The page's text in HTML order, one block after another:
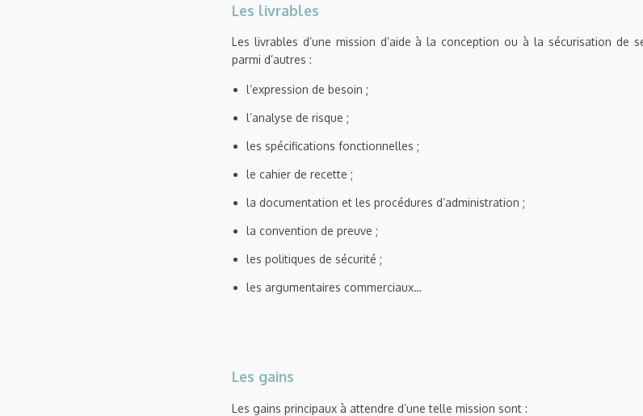
Les livrables
Les livrables d’une mission d’aide à la conception ou à la sécurisation de
parmi d’autres :
l’expression de besoin ;
l’analyse de risque ;
les spécifications fonctionnelles ;
le cahier de recette ;
la documentation et les procédures d’administration ;
la convention de preuve ;
les politiques de sécurité ;
les argumentaires commerciaux…
Les gains
Les gains principaux à attendre d’une telle mission sont :